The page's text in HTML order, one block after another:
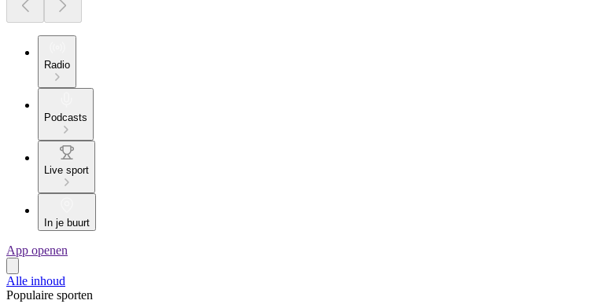
Radio
Podcasts
Live sport
In je buurt
App openen
Alle inhoud
Populaire sporten